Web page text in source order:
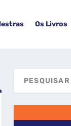
Os Livros